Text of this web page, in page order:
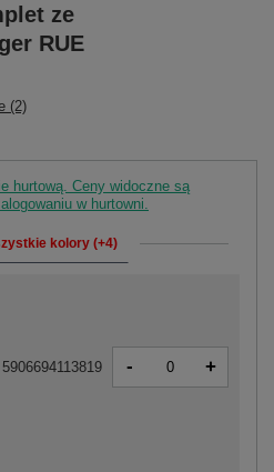
ze
RUE
(2)
hurtową. Ceny widoczne są
w hurtowni.
kolory (+4)
5906694113819 - +